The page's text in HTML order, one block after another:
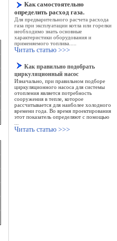
Как самостоятельно
определить расход газа.
Для предварительного расчета расхода
газа при эксплуатации котла или горелки
необходимо знать основные
характеристики оборудования и
применяемого топлива
Читать статью >>>
Как правильно подобрать
циркуляционный насос
Изначально, при правильном подборе
циркуляционного насоса для системы
отопления является потребность
сооружения в тепле, которое
рассчитывается для наиболее холодного
времени года. Во время проектирования
этот показатель определяют с помощью
Читать статью >>>